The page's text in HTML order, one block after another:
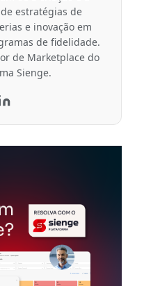
estratégias de
e inovação em
de fidelidade.
de Marketplace do
Sienge.